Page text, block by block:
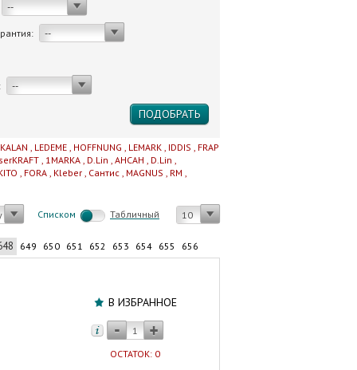
--
--
--
, LEDEME , HOFFNUNG , LEMARK , IDDIS , FRAP
, 1MARKA , D.Lin , AHCAH , D.Lin ,
, FORA , Kleber , Сантис , MAGNUS , RM ,
Cписком Табличный 10
649 650 651 652 653 654 655
656
В ИЗБРАННОЕ
ОСТАТОК: 0